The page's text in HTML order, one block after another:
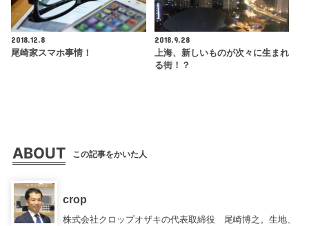
2018.12.8
尾崎家スマホ事情！
2018.9.28
上海、新しいものが次々に生まれ
る街！？
ABOUT この記事をかいた人
crop
株式会社クロップオザキの代表取締役 尾崎博之。生地、